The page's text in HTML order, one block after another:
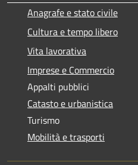
Anagrafe e stato civile
Cultura e tempo libero
Vita lavorativa
Imprese e Commercio
Appalti pubblici
Catasto e urbanistica
Turismo
Mobilità e trasporti